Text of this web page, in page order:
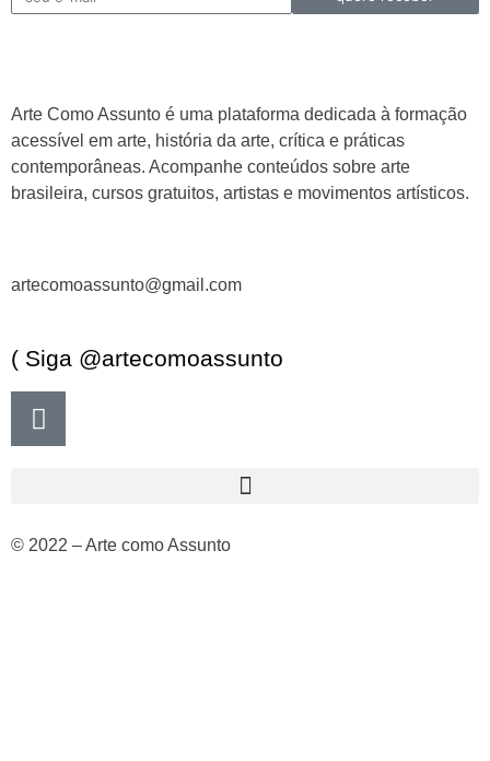
Arte Como Assunto é uma plataforma dedicada à formação
acessível em arte, história da arte, crítica e práticas
contemporâneas. Acompanhe conteúdos sobre arte
brasileira, cursos gratuitos, artistas e movimentos artísticos.
artecomoassunto@gmail.com
( Siga @artecomoassunto
© 2022 – Arte como Assunto